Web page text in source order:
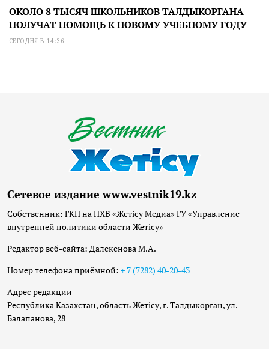
ОКОЛО 8 ТЫСЯЧ ШКОЛЬНИКОВ ТАЛДЫКОРГАНА
ПОЛУЧАТ ПОМОЩЬ К НОВОМУ УЧЕБНОМУ ГОДУ
СЕГОДНЯ В 14:36
Сетевое издание www.vestnik19.kz
Собственник: ГКП на ПХВ «Жетісу Медиа» ГУ «Управление
внутренней политики области Жетісу»
Редактор веб-сайта: Далекенова М.А.
Номер телефона приёмной: + 7 (7282) 40-20-43
Адрес редакции
Республика Казахстан, область Жетісу, г. Талдыкорган, ул.
Балапанова, 28